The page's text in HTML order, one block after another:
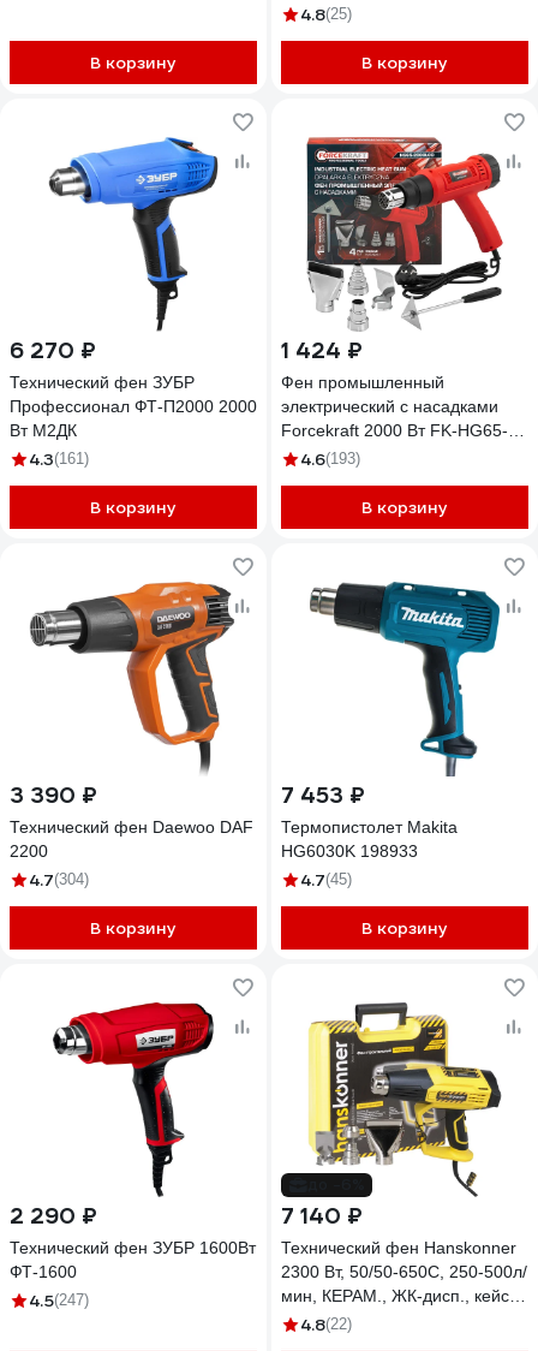
В корзину
4.8(25)
В корзину
6 270 ₽
Технический фен ЗУБР
Профессионал ФТ-П2000 2000
Вт М2ДК
4.3(161)
В корзину
1 424 ₽
Фен промышленный
электрический с насадками
Forcekraft 2000 Вт FK-HG65-
2000LCD(65567)
4.6(193)
В корзину
3 390 ₽
Технический фен Daewoo DAF
2200
4.7(304)
В корзину
7 453 ₽
Термопистолет Makita
HG6030K 198933
4.7(45)
В корзину
2 290 ₽
Технический фен ЗУБР 1600Вт
ФТ-1600
4.5(247)
7 140 ₽
Технический фен Hanskonner
2300 Вт, 50/50-650C, 250-500л/
мин, КЕРАМ., ЖК-дисп., кейс
HHG2023CD
4.8(22)